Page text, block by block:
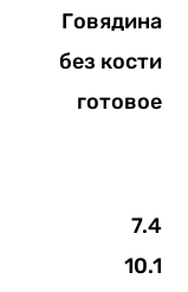
Говядина
без кости
готовое
7.4
10.1